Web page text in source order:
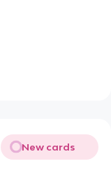
New cards